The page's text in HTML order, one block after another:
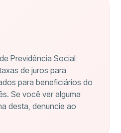
Previdência Social
de juros para
para beneficiários do
Se você ver alguma
desta, denuncie ao